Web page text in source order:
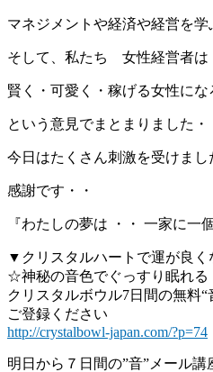
マネジメントや経済や経営を学
そして、私たち 女性経営者は
賢く・可愛く・稼げる女性にな
という意見でまとまりました・
今日はたくさん刺激を受けまし
感謝です・・
『わたしの夢は ・・ 一家に一
▼クリスタルハートで運が良く
☆神秘の音色でぐっすり眠れる
クリスタルボウル7日間の無料
ご登録ください
http://crystalbowl-japan.com/?p=74
明日から７日間の”音”メール